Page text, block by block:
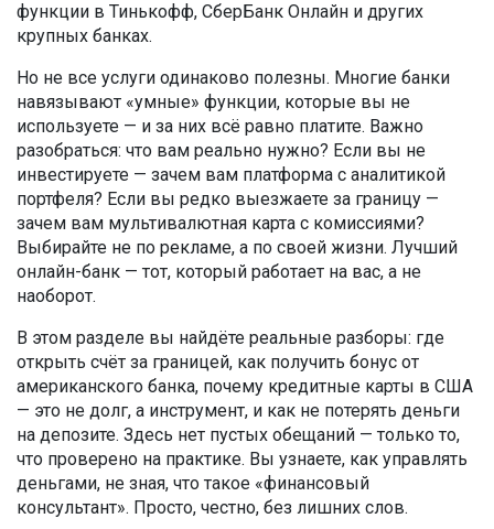
функции в Тинькофф, СберБанк Онлайн и других
крупных банках.
Но не все услуги одинаково полезны. Многие банки
навязывают «умные» функции, которые вы не
используете — и за них всё равно платите. Важно
разобраться: что вам реально нужно? Если вы не
инвестируете — зачем вам платформа с аналитикой
портфеля? Если вы редко выезжаете за границу —
зачем вам мультивалютная карта с комиссиями?
Выбирайте не по рекламе, а по своей жизни. Лучший
онлайн-банк — тот, который работает на вас, а не
наоборот.
В этом разделе вы найдёте реальные разборы: где
открыть счёт за границей, как получить бонус от
американского банка, почему кредитные карты в США
— это не долг, а инструмент, и как не потерять деньги
на депозите. Здесь нет пустых обещаний — только то,
что проверено на практике. Вы узнаете, как управлять
деньгами, не зная, что такое «финансовый
консультант». Просто, честно, без лишних слов.